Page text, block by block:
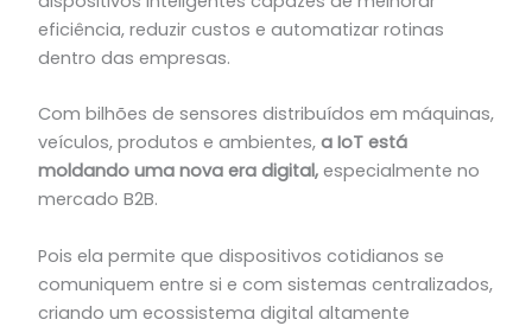
eficiência, reduzir custos e automatizar rotinas
dentro das empresas.
Com bilhões de sensores distribuídos em máquinas,
veículos, produtos e ambientes, a IoT está
moldando uma nova era digital,especialmente no
mercado B2B.
Pois ela permite que dispositivos cotidianos se
comuniquem entre si e com sistemas centralizados,
criando um ecossistema digital altamente